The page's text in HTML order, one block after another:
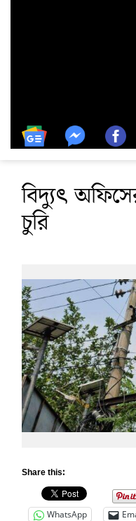
বিদ্যুৎ
চুরি
Share this:
WhatsApp